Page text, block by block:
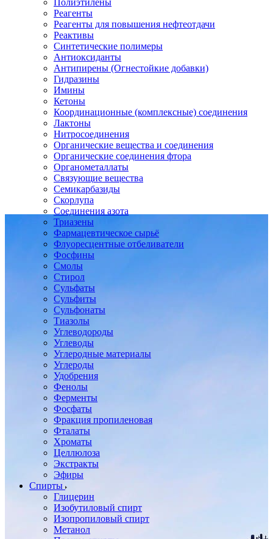
Полиэтилены
Реагенты
Реагенты для повышения нефтеотдачи
Реактивы
Синтетические полимеры
Антиоксиданты
Антипирены (Огнестойкие добавки)
Гидразины
Имины
Кетоны
Координационные (комплексные) соединения
Лактоны
Нитросоединения
Органические вещества и соединения
Органические соединения фтора
Органометаллаты
Связующие вещества
Семикарбазиды
Скорлупа
Соединения азота
Триазены
Фармацевтическое сырьё
Флуоресцентные отбеливатели
Фосфины
Смолы
Стирол
Сульфаты
Сульфиты
Сульфонаты
Тиазолы
Углеводороды
Углеводы
Углеродные материалы
Углероды
Удобрения
Фенолы
Ферменты
Фосфаты
Фракция пропиленовая
Фталаты
Хроматы
Целлюлоза
Экстракты
Эфиры
Спирты
Глицерин
Изобутиловый спирт
Изопропиловый спирт
Метанол